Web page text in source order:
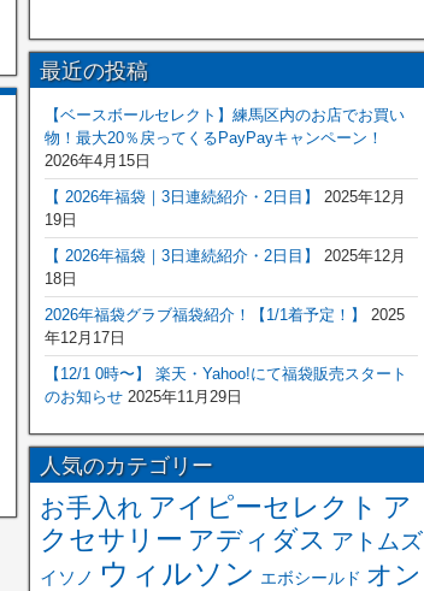
最近の投稿
【ベースボールセレクト】練馬区内のお店でお買い
物！最大20％戻ってくるPayPayキャンペーン！
2026年4月15日
【 2026年福袋｜3日連続紹介・2日目】
2025年12月
19日
【 2026年福袋｜3日連続紹介・2日目】
2025年12月
18日
2026年福袋グラブ福袋紹介！【1/1着予定！】
2025
年12月17日
【12/1 0時〜】 楽天・Yahoo!にて福袋販売スタート
のお知らせ 2025年11月29日
人気のカテゴリー
お手入れ アイピーセレクト ア
クセサリー アディダス アトムズ
イソノ ウィルソン エボシールド オン